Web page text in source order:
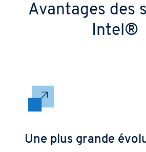
Avantages des
Intel®
Une plus grande